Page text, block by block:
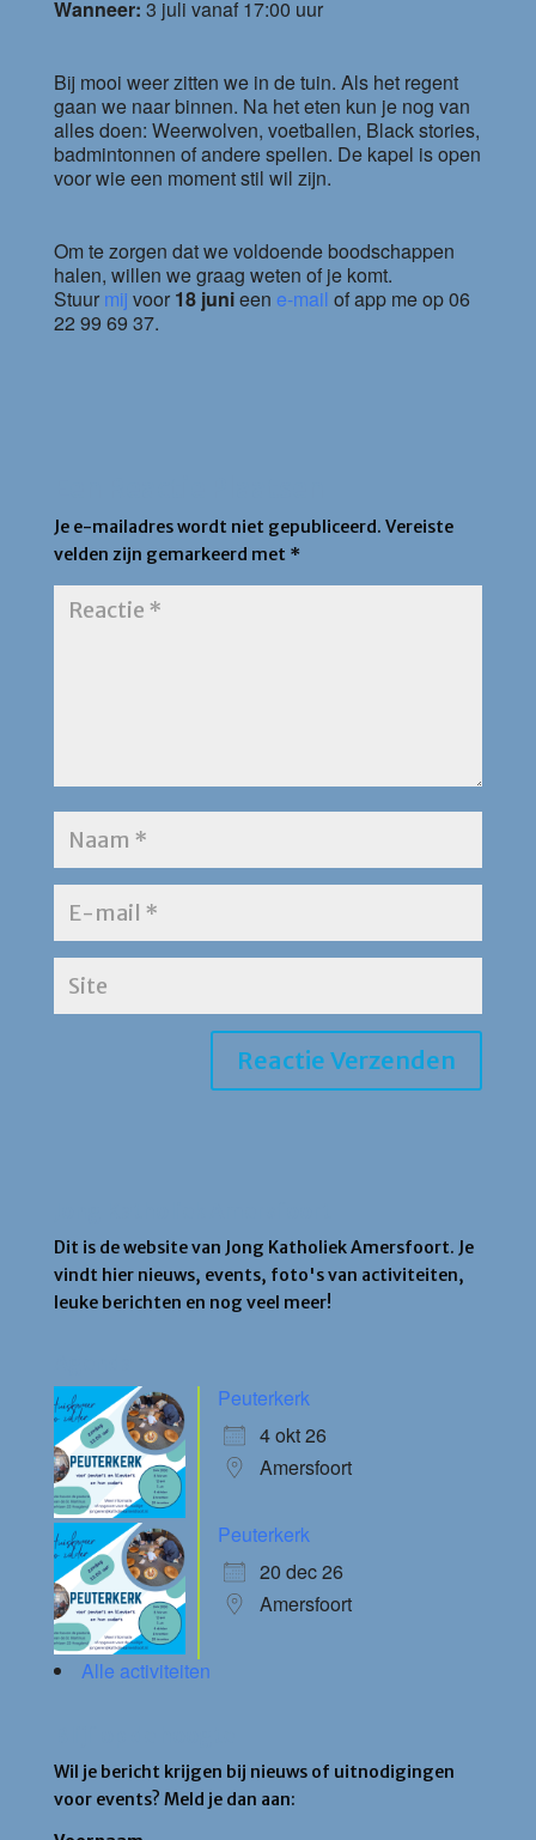
Wanneer: 3 juli vanaf 17:00 uur
Bij mooi weer zitten we in de tuin. Als het regent
gaan we naar binnen. Na het eten kun je nog van
alles doen: Weerwolven, voetballen, Black stories,
badmintonnen of andere spellen. De kapel is open
voor wie een moment stil wil zijn.
Om te zorgen dat we voldoende boodschappen
halen, willen we graag weten of je komt.
Stuur mij voor 18 junieen e-mail of app me op 06
22 99 69 37.
Je e-mailadres wordt niet gepubliceerd. Vereiste
velden zijn gemarkeerd met *
Dit is de website van Jong Katholiek Amersfoort. Je
vindt hier nieuws, events, foto's van activiteiten,
leuke berichten en nog veel meer!
Peuterkerk
4 okt 26
Amersfoort
Peuterkerk
20 dec 26
Amersfoort
Alle activiteiten
Wil je bericht krijgen bij nieuws of uitnodigingen
voor events? Meld je dan aan: